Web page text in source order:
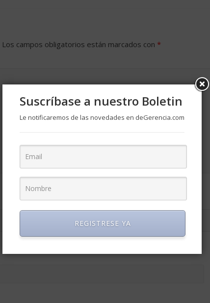
Los campos obligatorios están marcados con *
Suscríbase a nuestro Boletin
Le notificaremos de las novedades en deGerencia.com
REGISTRESE YA